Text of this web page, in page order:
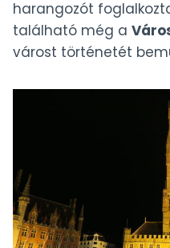
harangozót
található még a
várost történetét